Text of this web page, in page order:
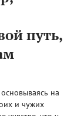
путь,
на
и чужих